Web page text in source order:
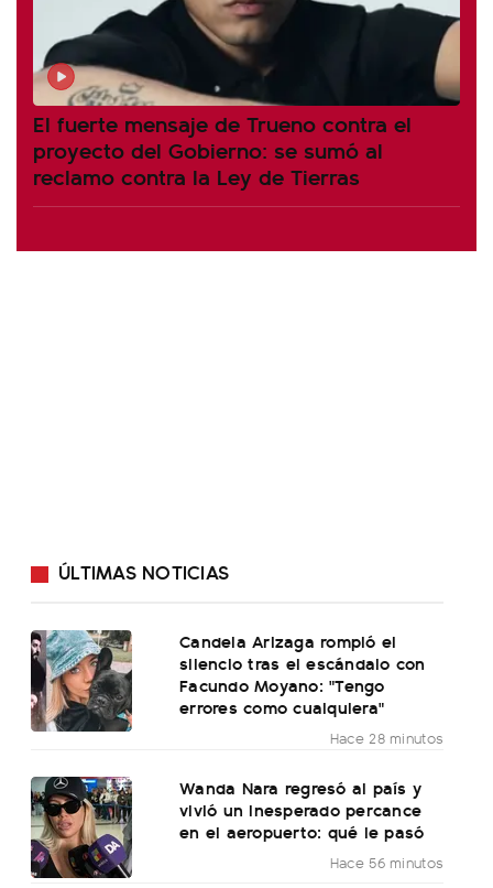
El fuerte mensaje de Trueno contra el
proyecto del Gobierno: se sumó al
reclamo contra la Ley de Tierras
ÚLTIMAS NOTICIAS
Candela Arizaga rompió el
silencio tras el escándalo con
Facundo Moyano: "Tengo
errores como cualquiera"
Hace 28 minutos
Wanda Nara regresó al país y
vivió un inesperado percance
en el aeropuerto: qué le pasó
Hace 56 minutos